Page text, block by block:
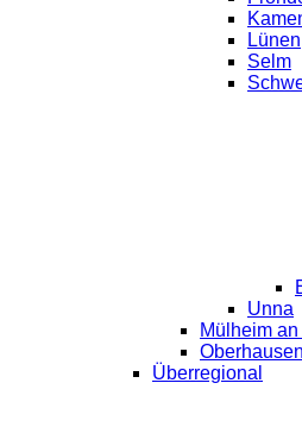
Lünen
Selm
Unna
Mülheim
Oberhausen
Überregional